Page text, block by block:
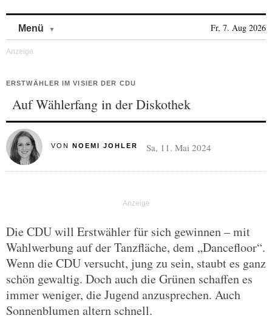
Menü Fr, 7. Aug 2026
ERSTWÄHLER IM VISIER DER CDU
Auf Wählerfang in der Diskothek
VON NOEMI JOHLER Sa, 11. Mai 2024
Die CDU will Erstwähler für sich gewinnen – mit
Wahlwerbung auf der Tanzfläche, dem „Dancefloor“.
Wenn die CDU versucht, jung zu sein, staubt es ganz
schön gewaltig. Doch auch die Grünen schaffen es
immer weniger, die Jugend anzusprechen. Auch
Sonnenblumen altern schnell.